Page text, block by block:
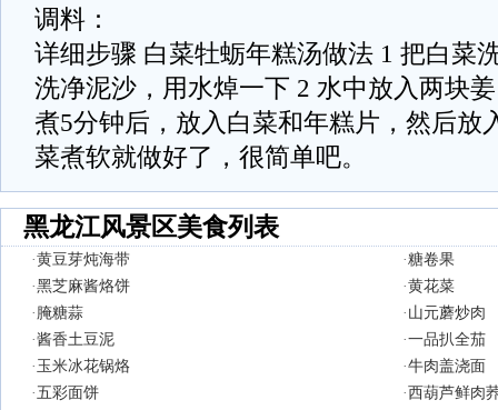
调料：
详细步骤 白菜牡蛎年糕汤做法 1 把白菜
洗净泥沙，用水焯一下 2 水中放入两块
煮5分钟后，放入白菜和年糕片，然后放
菜煮软就做好了，很简单吧。
黑龙江风景区美食列表
·黄豆芽炖海带 ·糖卷果
·黑芝麻酱烙饼 ·黄花菜
· 腌糖蒜 · 山元蘑炒肉
·酱香土豆泥 ·一品扒全茄
· 玉米冰花锅烙 ·牛肉盖浇面
·五彩面饼 ·西葫芦鲜肉